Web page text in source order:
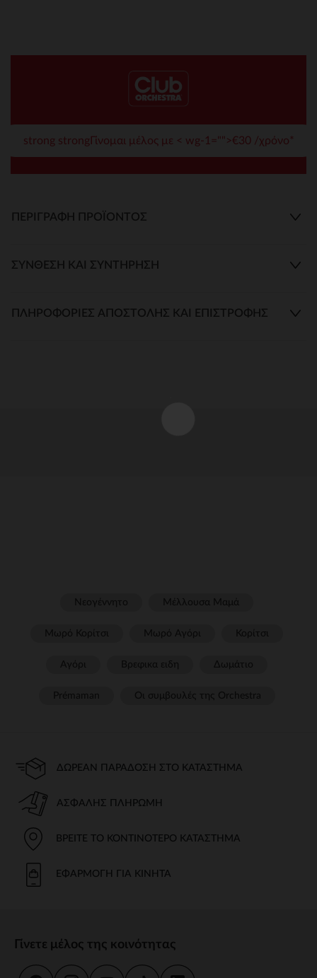
strong strongΓίνομαι μέλος με < wg-1="">€30 /χρόνο*
ΠΕΡΙΓΡΑΦΉ ΠΡΟΪΌΝΤΟΣ
ΣΎΝΘΕΣΗ ΚΑΙ ΣΥΝΤΉΡΗΣΗ
ΠΛΗΡΟΦΟΡΊΕΣ ΑΠΟΣΤΟΛΉΣ ΚΑΙ ΕΠΙΣΤΡΟΦΉΣ
ΔΩΡΕΆΝ ΠΑΡΆΔΟΣΗ ΣΤΟ ΚΑΤΆΣΤΗΜΑ
ΑΣΦΑΛΉΣ ΠΛΗΡΩΜΉ
ΒΡΕΊΤΕ ΤΟ ΚΟΝΤΙΝΌΤΕΡΟ ΚΑΤΆΣΤΗΜΑ
ΕΦΑΡΜΟΓΉ ΓΙΑ ΚΙΝΗΤΆ
Γίνετε μέλος της κοινότητας